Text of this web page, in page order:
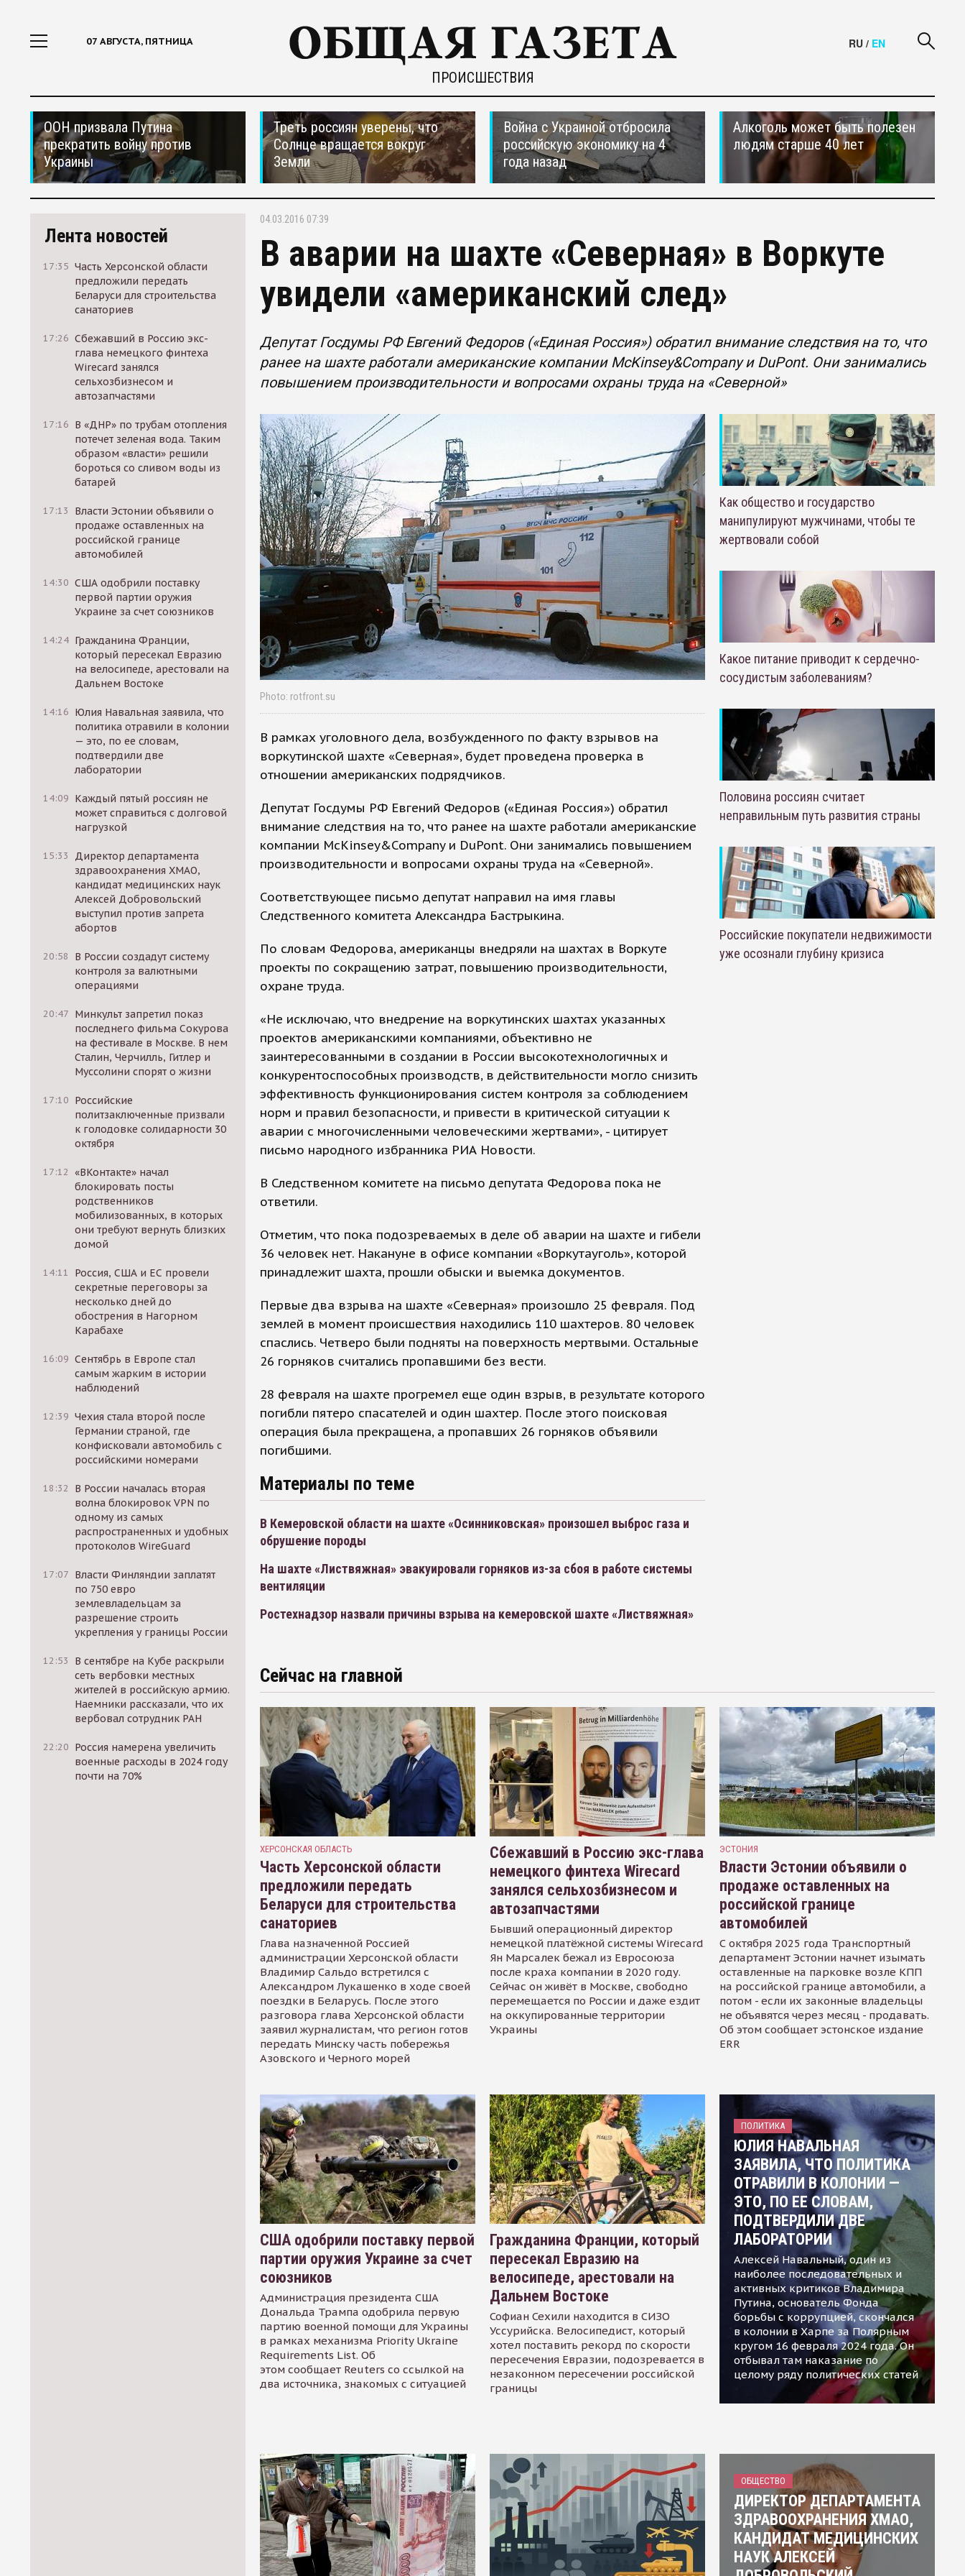
07 АВГУСТА, ПЯТНИЦА
ПРОИСШЕСТВИЯ
RU / EN
ООН призвала Путина
прекратить войну против
Украины
Треть россиян уверены, что
Солнце вращается вокруг
Земли
Война с Украиной отбросила
российскую экономику на 4
года назад
Алкоголь может быть полезен
людям старше 40 лет
Лента новостей
17:35 Часть Херсонской области
предложили передать
Беларуси для строительства
санаториев
17:26 Сбежавший в Россию экс-
глава немецкого финтеха
Wirecard занялся
сельхозбизнесом и
автозапчастями
17:16 В «ДНР» по трубам отопления
потечет зеленая вода. Таким
образом «власти» решили
бороться со сливом воды из
батарей
17:13
Власти Эстонии объявили о
продаже оставленных на
российской границе
автомобилей
14:30 США одобрили поставку
первой партии оружия
Украине за счет союзников
14:24 Гражданина Франции,
который пересекал Евразию
на велосипеде, арестовали на
Дальнем Востоке
14:16 Юлия Навальная заявила, что
политика отравили в колонии
— это, по ее словам,
подтвердили две
лаборатории
14:09 Каждый пятый россиян не
может справиться с долговой
нагрузкой
15:33
Директор департамента
здравоохранения ХМАО,
кандидат медицинских наук
Алексей Добровольский
выступил против запрета
абортов
20:58
В России создадут систему
контроля за валютными
операциями
20:47 Минкульт запретил показ
последнего фильма Сокурова
на фестивале в Москве. В нем
Сталин, Черчилль, Гитлер и
Муссолини спорят о жизни
17:10 Российские
политзаключенные призвали
к голодовке солидарности 30
октября
17:12 «ВКонтакте» начал
блокировать посты
родственников
мобилизованных, в которых
они требуют вернуть близких
домой
14:11
Россия, США и ЕС провели
секретные переговоры за
несколько дней до
обострения в Нагорном
Карабахе
16:09 Сентябрь в Европе стал
самым жарким в истории
наблюдений
12:39 Чехия стала второй после
Германии страной, где
конфисковали автомобиль с
российскими номерами
18:32
В России началась вторая
волна блокировок VPN по
одному из самых
распространенных и удобных
протоколов WireGuard
17:07 Власти Финляндии заплатят
по 750 евро
землевладельцам за
разрешение строить
укрепления у границы России
12:53
В сентябре на Кубе раскрыли
сеть вербовки местных
жителей в российскую армию.
Наемники рассказали, что их
вербовал сотрудник РАН
22:20 Россия намерена увеличить
военные расходы в 2024 году
почти на 70%
04.03.2016 07:39
В аварии на шахте «Северная» в Воркуте
увидели «американский след»
Депутат Госдумы РФ Евгений Федоров («Единая Россия») обратил внимание следствия на то, что
ранее на шахте работали американские компании McKinsey&Company и DuPont. Они занимались
повышением производительности и вопросами охраны труда на «Северной»
Photo: rotfront.su
В рамках уголовного дела, возбужденного по факту взрывов на
воркутинской шахте «Северная», будет проведена проверка в
отношении американских подрядчиков.
Депутат Госдумы РФ Евгений Федоров («Единая Россия») обратил
внимание следствия на то, что ранее на шахте работали американские
компании McKinsey&Company и DuPont. Они занимались повышением
производительности и вопросами охраны труда на «Северной».
Соответствующее письмо депутат направил на имя главы
Следственного комитета Александра Бастрыкина.
По словам Федорова, американцы внедряли на шахтах в Воркуте
проекты по сокращению затрат, повышению производительности,
охране труда.
«Не исключаю, что внедрение на воркутинских шахтах указанных
проектов американскими компаниями, объективно не
заинтересованными в создании в России высокотехнологичных и
конкурентоспособных производств, в действительности могло снизить
эффективность функционирования систем контроля за соблюдением
норм и правил безопасности, и привести в критической ситуации к
аварии с многочисленными человеческими жертвами», - цитирует
письмо народного избранника РИА Новости.
В Следственном комитете на письмо депутата Федорова пока не
ответили.
Отметим, что пока подозреваемых в деле об аварии на шахте и гибели
36 человек нет. Накануне в офисе компании «Воркутауголь», которой
принадлежит шахта, прошли обыски и выемка документов.
Первые два взрыва на шахте «Северная» произошло 25 февраля. Под
землей в момент происшествия находились 110 шахтеров. 80 человек
спаслись. Четверо были подняты на поверхность мертвыми. Остальные
26 горняков считались пропавшими без вести.
28 февраля на шахте прогремел еще один взрыв, в результате которого
погибли пятеро спасателей и один шахтер. После этого поисковая
операция была прекращена, а пропавших 26 горняков объявили
погибшими.
Материалы по теме
В Кемеровской области на шахте «Осинниковская» произошел выброс газа и
обрушение породы
На шахте «Листвяжная» эвакуировали горняков из-за сбоя в работе системы
вентиляции
Ростехнадзор назвали причины взрыва на кемеровской шахте «Листвяжная»
Как общество и государство
манипулируют мужчинами, чтобы те
жертвовали собой
Какое питание приводит к сердечно-
сосудистым заболеваниям?
Половина россиян считает
неправильным путь развития страны
Российские покупатели недвижимости
уже осознали глубину кризиса
Сейчас на главной
ХЕРСОНСКАЯ ОБЛАСТЬ
Часть Херсонской области
предложили передать
Беларуси для строительства
санаториев
Глава назначенной Россией
администрации Херсонской области
Владимир Сальдо встретился с
Александром Лукашенко в ходе своей
поездки в Беларусь. После этого
разговора глава Херсонской области
заявил журналистам, что регион готов
передать Минску часть побережья
Азовского и Черного морей
Сбежавший в Россию экс-глава
немецкого финтеха Wirecard
занялся сельхозбизнесом и
автозапчастями
Бывший операционный директор
немецкой платёжной системы Wirecard
Ян Марсалек бежал из Евросоюза
после краха компании в 2020 году.
Сейчас он живёт в Москве, свободно
перемещается по России и даже ездит
на оккупированные территории
Украины
ЭСТОНИЯ
Власти Эстонии объявили о
продаже оставленных на
российской границе
автомобилей
С октября 2025 года Транспортный
департамент Эстонии начнет изымать
оставленные на парковке возле КПП
на российской границе автомобили, а
потом - если их законные владельцы
не объявятся через месяц - продавать.
Об этом сообщает эстонское издание
ERR
США одобрили поставку первой
партии оружия Украине за счет
союзников
Администрация президента США
Дональда Трампа одобрила первую
партию военной помощи для Украины
в рамках механизма Priority Ukraine
Requirements List. Об
этом сообщает Reuters со ссылкой на
два источника, знакомых с ситуацией
Гражданина Франции, который
пересекал Евразию на
велосипеде, арестовали на
Дальнем Востоке
Софиан Сехили находится в СИЗО
Уссурийска. Велосипедист, который
хотел поставить рекорд по скорости
пересечения Евразии, подозревается в
незаконном пересечении российской
границы
ПОЛИТИКА
ЮЛИЯ НАВАЛЬНАЯ
ЗАЯВИЛА, ЧТО ПОЛИТИКА
ОТРАВИЛИ В КОЛОНИИ —
ЭТО, ПО ЕЕ СЛОВАМ,
ПОДТВЕРДИЛИ ДВЕ
ЛАБОРАТОРИИ
Алексей Навальный, один из
наиболее последовательных и
активных критиков Владимира
Путина, основатель Фонда
борьбы с коррупцией, скончался
в колонии в Харпе за Полярным
кругом 16 февраля 2024 года. Он
отбывал там наказание по
целому ряду политических статей
ОБЩЕСТВО
ДИРЕКТОР ДЕПАРТАМЕНТА
ЗДРАВООХРАНЕНИЯ ХМАО,
КАНДИДАТ МЕДИЦИНСКИХ
НАУК АЛЕКСЕЙ